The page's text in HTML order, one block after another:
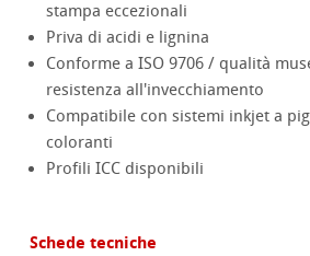
stampa eccezionali
Priva di acidi e lignina
Conforme a ISO 9706 / qualità
resistenza all'invecchiamento
Compatibile con sistemi inkjet a
coloranti
Profili ICC disponibili
Schede tecniche